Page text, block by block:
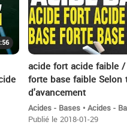
acide fort acide faible
forte base faible Selon
d'avancement
Acides - Bases • Acides -
Publié le 2018-01-29